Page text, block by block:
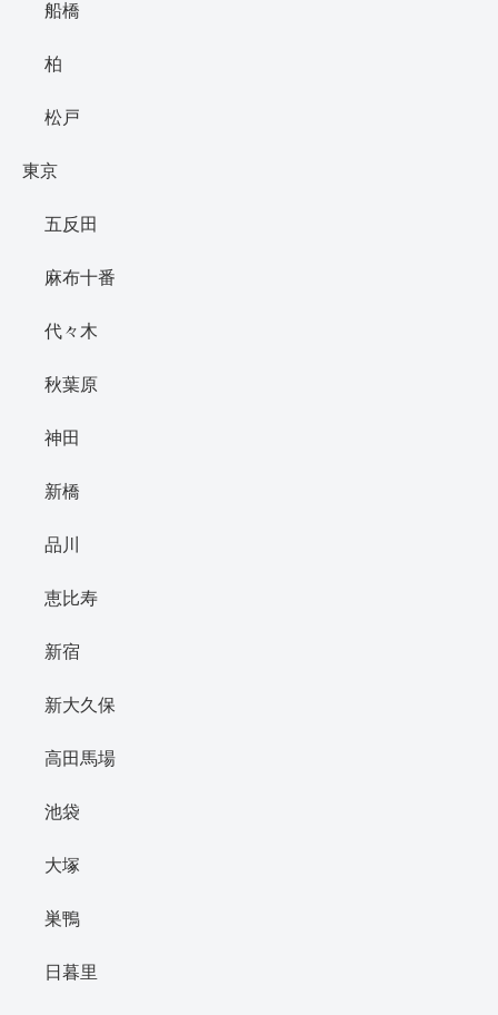
船橋
柏
松戸
東京
五反田
麻布十番
代々木
秋葉原
神田
新橋
品川
恵比寿
新宿
新大久保
高田馬場
池袋
大塚
巣鴨
日暮里